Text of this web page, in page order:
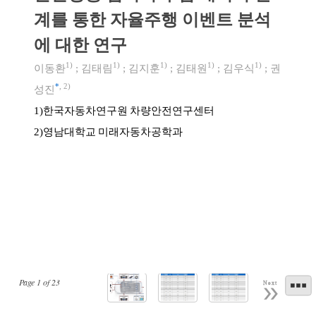
Page 1 of23 Next
계를 통한 자율주행 이벤트 분석
에 대한 연구
이동환1) ; 김태림 1) ; 김지훈1) ; 김태원 1) ; 김우식 1) ; 권
성진* 2)
1)한국자동차연구원 차량안전연구센터
2)영남대학교 미래자동차공학과